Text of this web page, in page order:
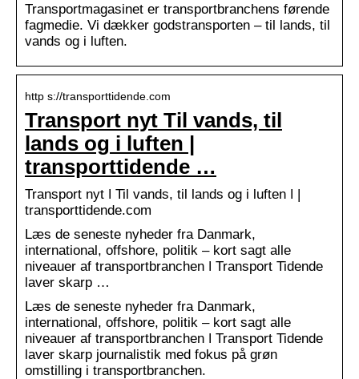
Transportmagasinet er transportbranchens førende
fagmedie. Vi dækker godstransporten – til lands, til
vands og i luften.
http s://transporttidende.com
Transport nyt Til vands, til
lands og i luften |
transporttidende …
Transport nyt ǀ Til vands, til lands og i luften ǀ |
transporttidende.com
Læs de seneste nyheder fra Danmark,
international, offshore, politik – kort sagt alle
niveauer af transportbranchen ǀ Transport Tidende
laver skarp …
Læs de seneste nyheder fra Danmark,
international, offshore, politik – kort sagt alle
niveauer af transportbranchen ǀ Transport Tidende
laver skarp journalistik med fokus på grøn
omstilling i transportbranchen.